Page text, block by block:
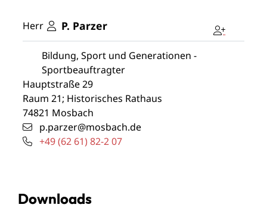
Herr P. Parzer
Bildung, Sport und Generationen -
Sportbeauftragter
Hauptstraße 29
Raum 21; Historisches Rathaus
74821 Mosbach
p.parzer@mosbach.de
+49 (62 61) 82-207
Downloads